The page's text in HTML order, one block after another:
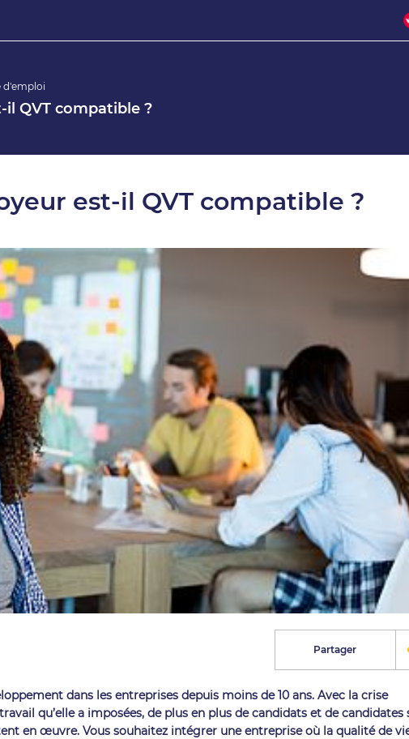
d'emploi
QVT compatible ?
est-il QVT compatible ?
Partager
dans les entreprises depuis moins de 10 ans. Avec la crise
qu’elle a imposées, de plus en plus de candidats et de candidates
en œuvre. Vous souhaitez intégrer une entreprise où la qualité de